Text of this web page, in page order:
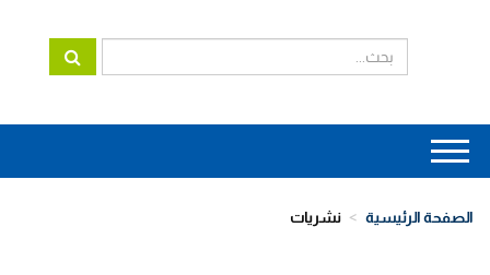
Main
navigation
الصفحة الرئيسية نشريات